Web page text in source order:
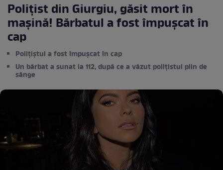
Polițist din Giurgiu, găsit mort în
mașină! Bărbatul a fost împușcat în
cap
Polițiștul a fost împușcat în cap
Un bărbat a sunat la 112, după ce a văzut polițistul plin de
sânge